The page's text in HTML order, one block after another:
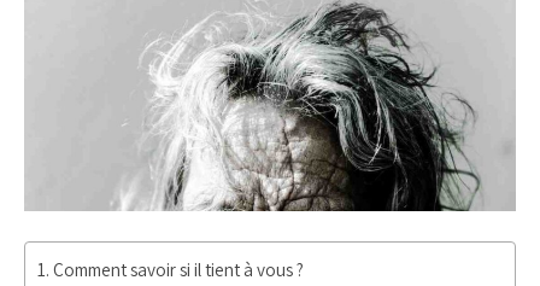
Comment savoir si il tient à vous ?